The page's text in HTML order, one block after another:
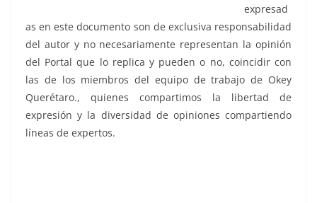
expresad
as en este documento son de exclusiva responsabilidad
del autor y no necesariamente representan la opinión
del Portal que lo replica y pueden o no, coincidir con
las de los miembros del equipo de trabajo de Okey
Querétaro., quienes compartimos la libertad de
expresión y la diversidad de opiniones compartiendo
líneas de expertos.